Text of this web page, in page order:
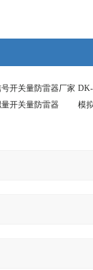
开关量防雷器厂家
开关量防雷器
模